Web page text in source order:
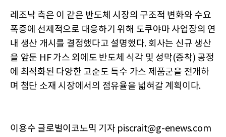
레조낙 측은 이 같은 반도체 시장의 구조적 변화와 수요
폭증에 선제적으로 대응하기 위해 도쿠야마 사업장의 연
내 생산 개시를 결정했다고 설명했다. 회사는 신규 생산
을 앞둔 HF 가스 외에도 반도체 식각 및 성막(증착) 공정
에 최적화된 다양한 고순도 특수 가스 제품군을 전개하
며 첨단 소재 시장에서의 점유율을 넓혀갈 계획이다.
이용수 글로벌이코노믹 기자 piscrait@g-enews.com